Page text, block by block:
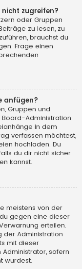
zugreifen?
oder Gruppen
zu lesen, zu
brauchst du
Frage einen
anfügen?
Gruppen und
Administration
in dem
verfassen möchtest,
hochladen. Du
du dir nicht sicher
kannst.
meistens von der
gegen eine dieser
erteilen.
der Administration
mit dieser
sofern
wurdest.